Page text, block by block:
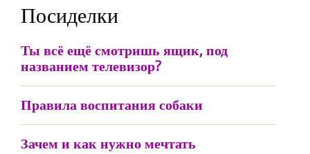
Посиделки
Ты всё ещё смотришь ящик, под
названием телевизор?
Правила воспитания собаки
Зачем и как нужно мечтать